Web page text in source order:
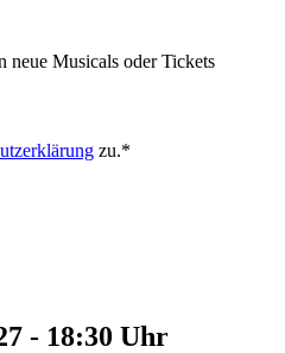
neue Musicals oder Tickets
zu.*
- 18:30 Uhr